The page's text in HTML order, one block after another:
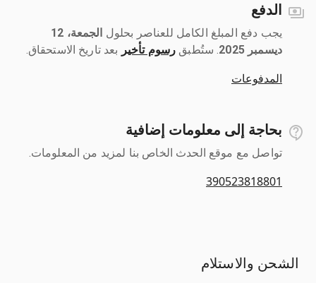
الدفع
يجب دفع المبلغ الكامل للعناصر بحلول ‎
الجمعة، 12
ديسمبر 2025
‎. ستُطبق رسوم تأخير بعد تاريخ الاستحقاق.
المدفوعات
بحاجة إلى معلومات إضافية
تواصل مع موقع الحدث الخاص بنا لمزيد من المعلومات.
390523818801
الشحن والاستلام